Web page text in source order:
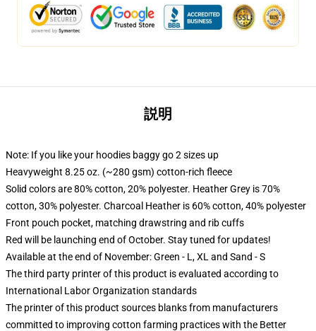
説明
Note: If you like your hoodies baggy go 2 sizes up
Heavyweight 8.25 oz. (~280 gsm) cotton-rich fleece
Solid colors are 80% cotton, 20% polyester. Heather Grey is 70%
cotton, 30% polyester. Charcoal Heather is 60% cotton, 40% polyester
Front pouch pocket, matching drawstring and rib cuffs
Red will be launching end of October. Stay tuned for updates!
Available at the end of November: Green - L, XL and Sand - S
The third party printer of this product is evaluated according to
International Labor Organization standards
The printer of this product sources blanks from manufacturers
committed to improving cotton farming practices with the Better